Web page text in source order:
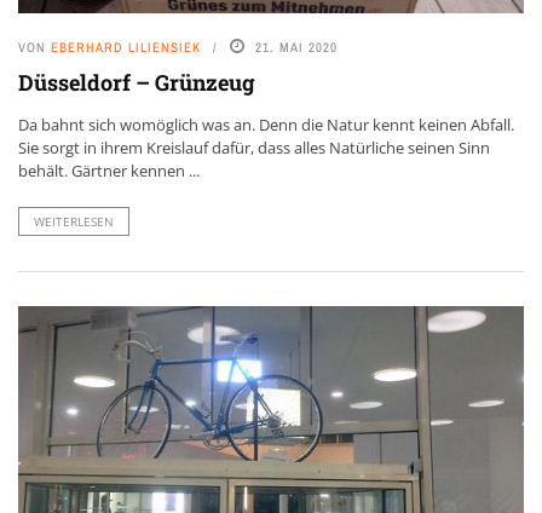
VON EBERHARD LILIENSIEK 21. MAI 2020
Düsseldorf – Grünzeug
Da bahnt sich womöglich was an. Denn die Natur kennt keinen Abfall.
Sie sorgt in ihrem Kreislauf dafür, dass alles Natürliche seinen Sinn
behält. Gärtner kennen ...
WEITERLESEN